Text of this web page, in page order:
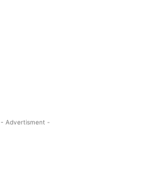
- Advertisment -